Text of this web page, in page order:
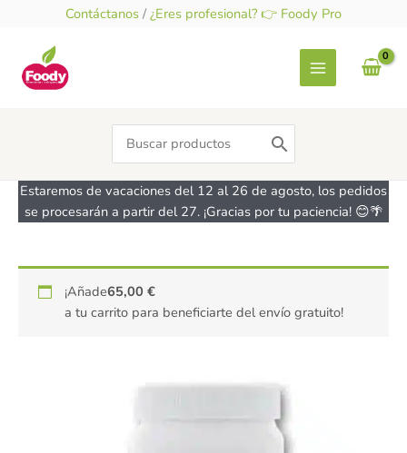
contenido
Contáctanos / ¿Eres profesional? 👉 Foody Pro
Search
for:
Estaremos de vacaciones del 12 al 26 de agosto, los pedidos
se procesarán a partir del 27. ¡Gracias por tu paciencia! 😊🌴
¡Añade65,00€
a tu carrito para beneficiarte del envío gratuito!
Maltitol
en